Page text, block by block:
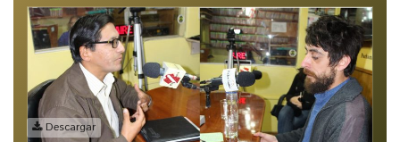
Descargar